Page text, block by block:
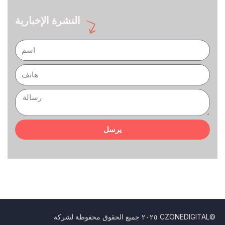
النشرة الإخبارية
يرسل
٢٠٢٥ جميع الحقوق محفوظة لشركة CZONEDIGITAL©